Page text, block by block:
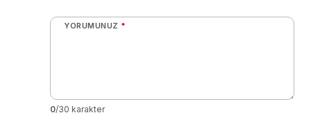
YORUMUNUZ *
0/30 karakter